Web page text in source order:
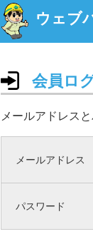
ウェブ
会員ロ
メールアドレス
メールアドレス
パスワード